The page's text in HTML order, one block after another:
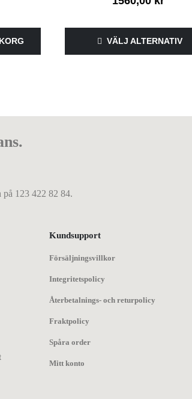
VÄLJ ALTERNATIV
på 123 422 82 84.
Kundsupport
Försäljningsvillkor
Integritetspolicy
Återbetalnings- och returpolicy
Fraktpolicy
Spåra order
Mitt konto